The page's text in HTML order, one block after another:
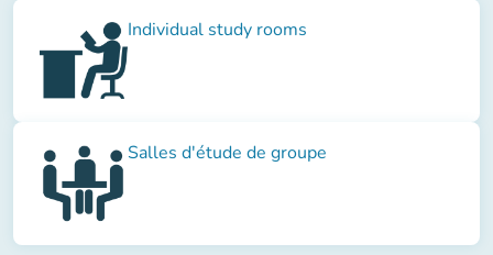
Individual study rooms
Salles d'étude de groupe